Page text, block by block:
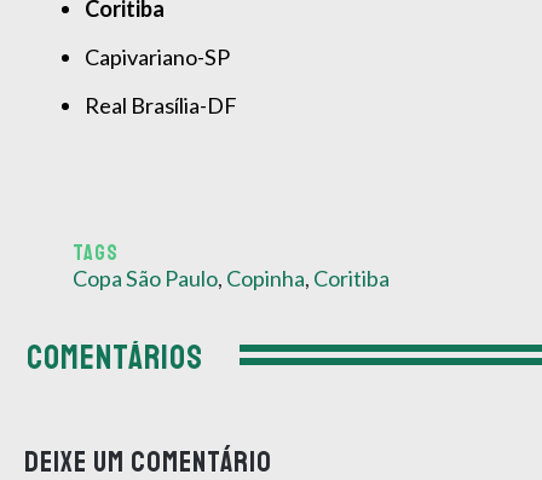
Coritiba
Capivariano-SP
Real Brasília-DF
TAGS
Copa São Paulo, Copinha, Coritiba
COMENTÁRIOS
Deixe um comentário